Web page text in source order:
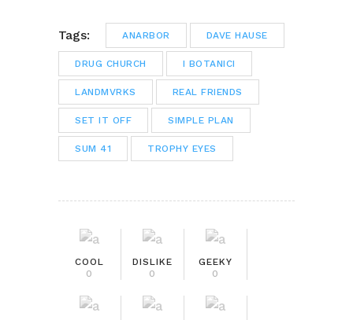
Tags: ANARBOR DAVE HAUSE
DRUG CHURCH I BOTANICI
LANDMVRKS REAL FRIENDS
SET IT OFF SIMPLE PLAN
SUM 41 TROPHY EYES
COOL
0
DISLIKE
0
GEEKY
0